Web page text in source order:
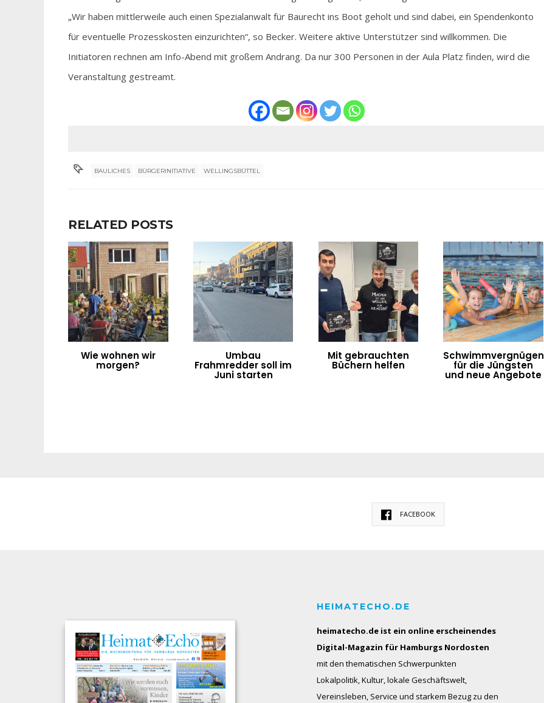
„Wir haben mittlerweile auch einen Spezialanwalt für Baurecht ins Boot geholt und sind dabei, ein Spendenkonto
für eventuelle Prozesskosten einzurichten“, so Becker. Weitere aktive Unterstützer sind willkommen. Die
Initiatoren rechnen am Info-Abend mit großem Andrang. Da nur 300 Personen in der Aula Platz finden, wird die
Veranstaltung gestreamt.
BAULICHES BÜRGERINITIATIVE WELLINGSBÜTTEL
RELATED POSTS
Wie wohnen wir
morgen?
Umbau
Frahmredder soll im
Juni starten
Mit gebrauchten
Büchern helfen
Schwimmvergnügen
für die Jüngsten
und neue Angebote
FACEBOOK
HEIMATECHO.DE
heimatecho.de ist ein online erscheinendes
Digital-Magazin für Hamburgs Nordosten
mit den thematischen Schwerpunkten
Lokalpolitik, Kultur, lokale Geschäftswelt,
Vereinsleben, Service und starkem Bezug zu den